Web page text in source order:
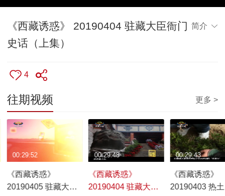
《西藏诱惑》 20190404 驻藏大臣衙门
史话（上集）
简介
4
往期视频 更多 >
《西藏诱惑》
20190405 驻藏大臣
00:29:52
《西藏诱惑》
20190404 驻藏大臣
00:29:48
《西藏诱惑》
20190403 热土
00:29:43